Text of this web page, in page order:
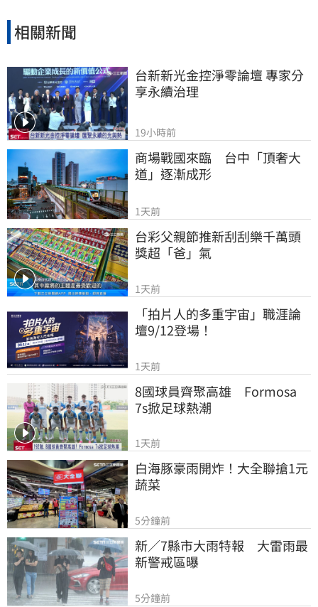
邁向永續發展的強力後盾。
相關新聞
台新新光金控淨零論壇 專家分
享永續治理
19小時前
商場戰國來臨　台中「頂奢大
道」逐漸成形
1天前
台彩父親節推新刮刮樂千萬頭
獎超「爸」氣
1天前
「拍片人的多重宇宙」職涯論
壇9/12登場！
1天前
8國球員齊聚高雄　Formosa
7s掀足球熱潮
1天前
白海豚豪雨開炸！大全聯搶1元
蔬菜
5分鐘前
新／7縣市大雨特報　大雷雨最
新警戒區曝
5分鐘前